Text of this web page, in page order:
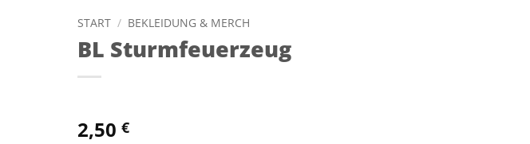
START / BEKLEIDUNG & MERCH
BL Sturmfeuerzeug
2,50 €